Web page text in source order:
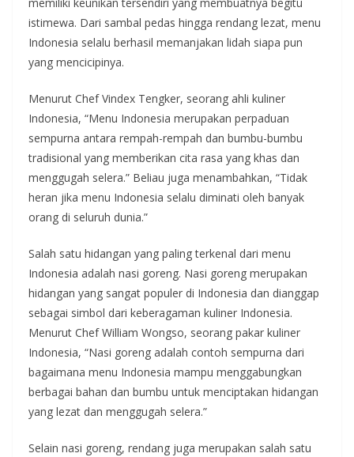
istimewa. Dari sambal pedas hingga rendang lezat, menu
Indonesia selalu berhasil memanjakan lidah siapa pun
yang mencicipinya.
Menurut Chef Vindex Tengker, seorang ahli kuliner
Indonesia, “Menu Indonesia merupakan perpaduan
sempurna antara rempah-rempah dan bumbu-bumbu
tradisional yang memberikan cita rasa yang khas dan
menggugah selera.” Beliau juga menambahkan, “Tidak
heran jika menu Indonesia selalu diminati oleh banyak
orang di seluruh dunia.”
Salah satu hidangan yang paling terkenal dari menu
Indonesia adalah nasi goreng. Nasi goreng merupakan
hidangan yang sangat populer di Indonesia dan dianggap
sebagai simbol dari keberagaman kuliner Indonesia.
Menurut Chef William Wongso, seorang pakar kuliner
Indonesia, “Nasi goreng adalah contoh sempurna dari
bagaimana menu Indonesia mampu menggabungkan
berbagai bahan dan bumbu untuk menciptakan hidangan
yang lezat dan menggugah selera.”
Selain nasi goreng, rendang juga merupakan salah satu